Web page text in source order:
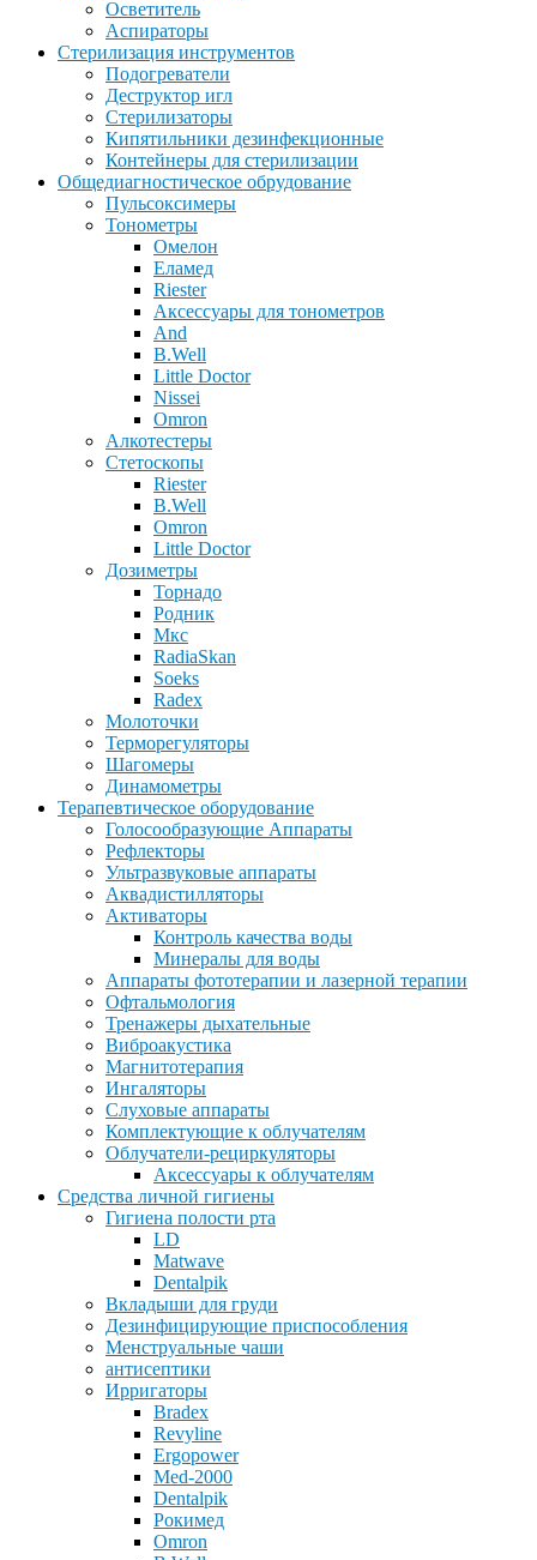
Осветитель
Аспираторы
Стерилизация инструментов
Подогреватели
Деструктор игл
Стерилизаторы
Кипятильники дезинфекционные
Контейнеры для стерилизации
Общедиагностическое обрудование
Пульсоксимеры
Тонометры
Омелон
Еламед
Riester
Аксессуары для тонометров
And
B.Well
Little Doctor
Nissei
Omron
Алкотестеры
Стетоскопы
Riester
B.Well
Omron
Little Doctor
Дозиметры
Торнадо
Родник
Мкс
RadiaSkan
Soeks
Radex
Молоточки
Терморегуляторы
Шагомеры
Динамометры
Терапевтическое оборудование
Голосообразующие Аппараты
Рефлекторы
Ультразвуковые аппараты
Аквадистилляторы
Активаторы
Контроль качества воды
Минералы для воды
Аппараты фототерапии и лазерной терапии
Офтальмология
Тренажеры дыхательные
Виброакустика
Магнитотерапия
Ингаляторы
Слуховые аппараты
Комплектующие к облучателям
Облучатели-рециркуляторы
Аксессуары к облучателям
Средства личной гигиены
Гигиена полости рта
LD
Matwave
Dentalpik
Вкладыши для груди
Дезинфицирующие приспособления
Менструальные чаши
антисептики
Ирригаторы
Bradex
Revyline
Ergopower
Med-2000
Dentalpik
Рокимед
Omron